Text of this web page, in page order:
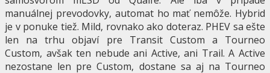
manuálnej prevodovky, automat ho mať nemôže. Hybrid
je v ponuke tiež. Mild, rovnako ako doteraz. PHEV sa ešte
len na trhu objaví pre Transit Custom a Tourneo
Custom, avšak ten nebude ani Active, ani Trail. A Active
nezostane len pre Custom, dostane sa aj na Tourneo